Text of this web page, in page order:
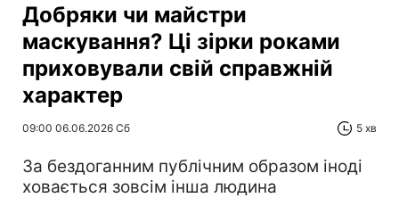
Добряки чи майстри
маскування? Ці зірки роками
приховували свій справжній
характер
09:00 06.06.2026 Сб 5 хв
За бездоганним публічним образом іноді
ховається зовсім інша людина